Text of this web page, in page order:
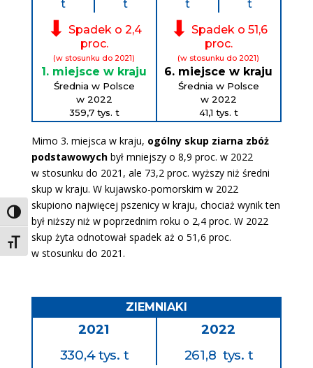
Toggle High Contrast
Toggle Font size
t
t
t
t
⬇ Spadek o 2,4
proc.
(w stosunku do 2021)
1. miejsce w kraju
Średnia w Polsce
w 2022
359,7 tys. t
⬇ Spadek o 51,6
proc.
(w stosunku do 2021)
6. miejsce w kraju
Średnia w Polsce
w 2022
41,1 tys. t
Mimo 3. miejsca w kraju, ogólny skup ziarna zbóż
podstawowychbył mniejszy o 8,9 proc. w 2022
w stosunku do 2021, ale 73,2 proc. wyższy niż średni
skup w kraju. W kujawsko-pomorskim w 2022
skupiono najwięcej pszenicy w kraju, chociaż wynik ten
był niższy niż w poprzednim roku o 2,4 proc. W 2022
skup żyta odnotował spadek aż o 51,6 proc.
w stosunku do 2021.
ZIEMNIAKI
2021
330,4 tys. t
2022
261,8 tys. t